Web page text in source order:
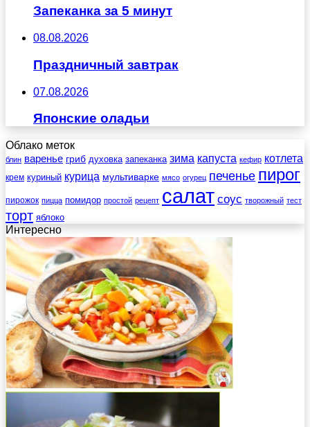
Запеканка за 5 минут
08.08.2026
Праздничный завтрак
07.08.2026
Японские оладьи
Облако меток
блин варенье гриб духовка запеканка зима капуста кефир котлета
крем куриный курица мультиварке мясо огурец печенье пирог
пирожок пицца помидор простой рецепт салат соус творожный тест
торт яблоко
Интересно